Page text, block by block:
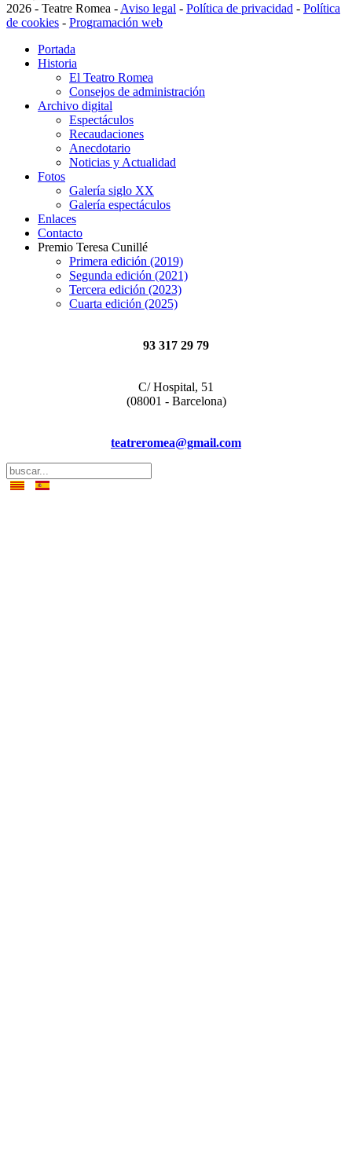
2026 - Teatre Romea - Aviso legal - Política de privacidad - Política
de cookies - Programación web
Portada
Historia
El Teatro Romea
Consejos de administración
Archivo digital
Espectáculos
Recaudaciones
Anecdotario
Noticias y Actualidad
Fotos
Galería siglo XX
Galería espectáculos
Enlaces
Contacto
Premio Teresa Cunillé
Primera edición (2019)
Segunda edición (2021)
Tercera edición (2023)
Cuarta edición (2025)
93 317 29 79
C/ Hospital, 51
(08001 - Barcelona)
teatreromea@gmail.com